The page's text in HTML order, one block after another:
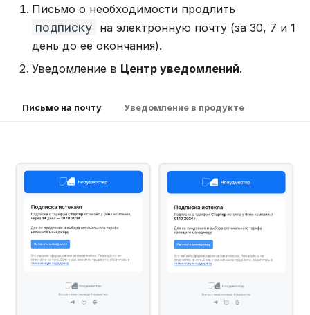
Письмо о необходимости продлить
подписку на электронную почту (за 30, 7 и 1
день до её окончания).
Уведомление в Центр уведомлений.
Письмо на почту Уведомление в продукте